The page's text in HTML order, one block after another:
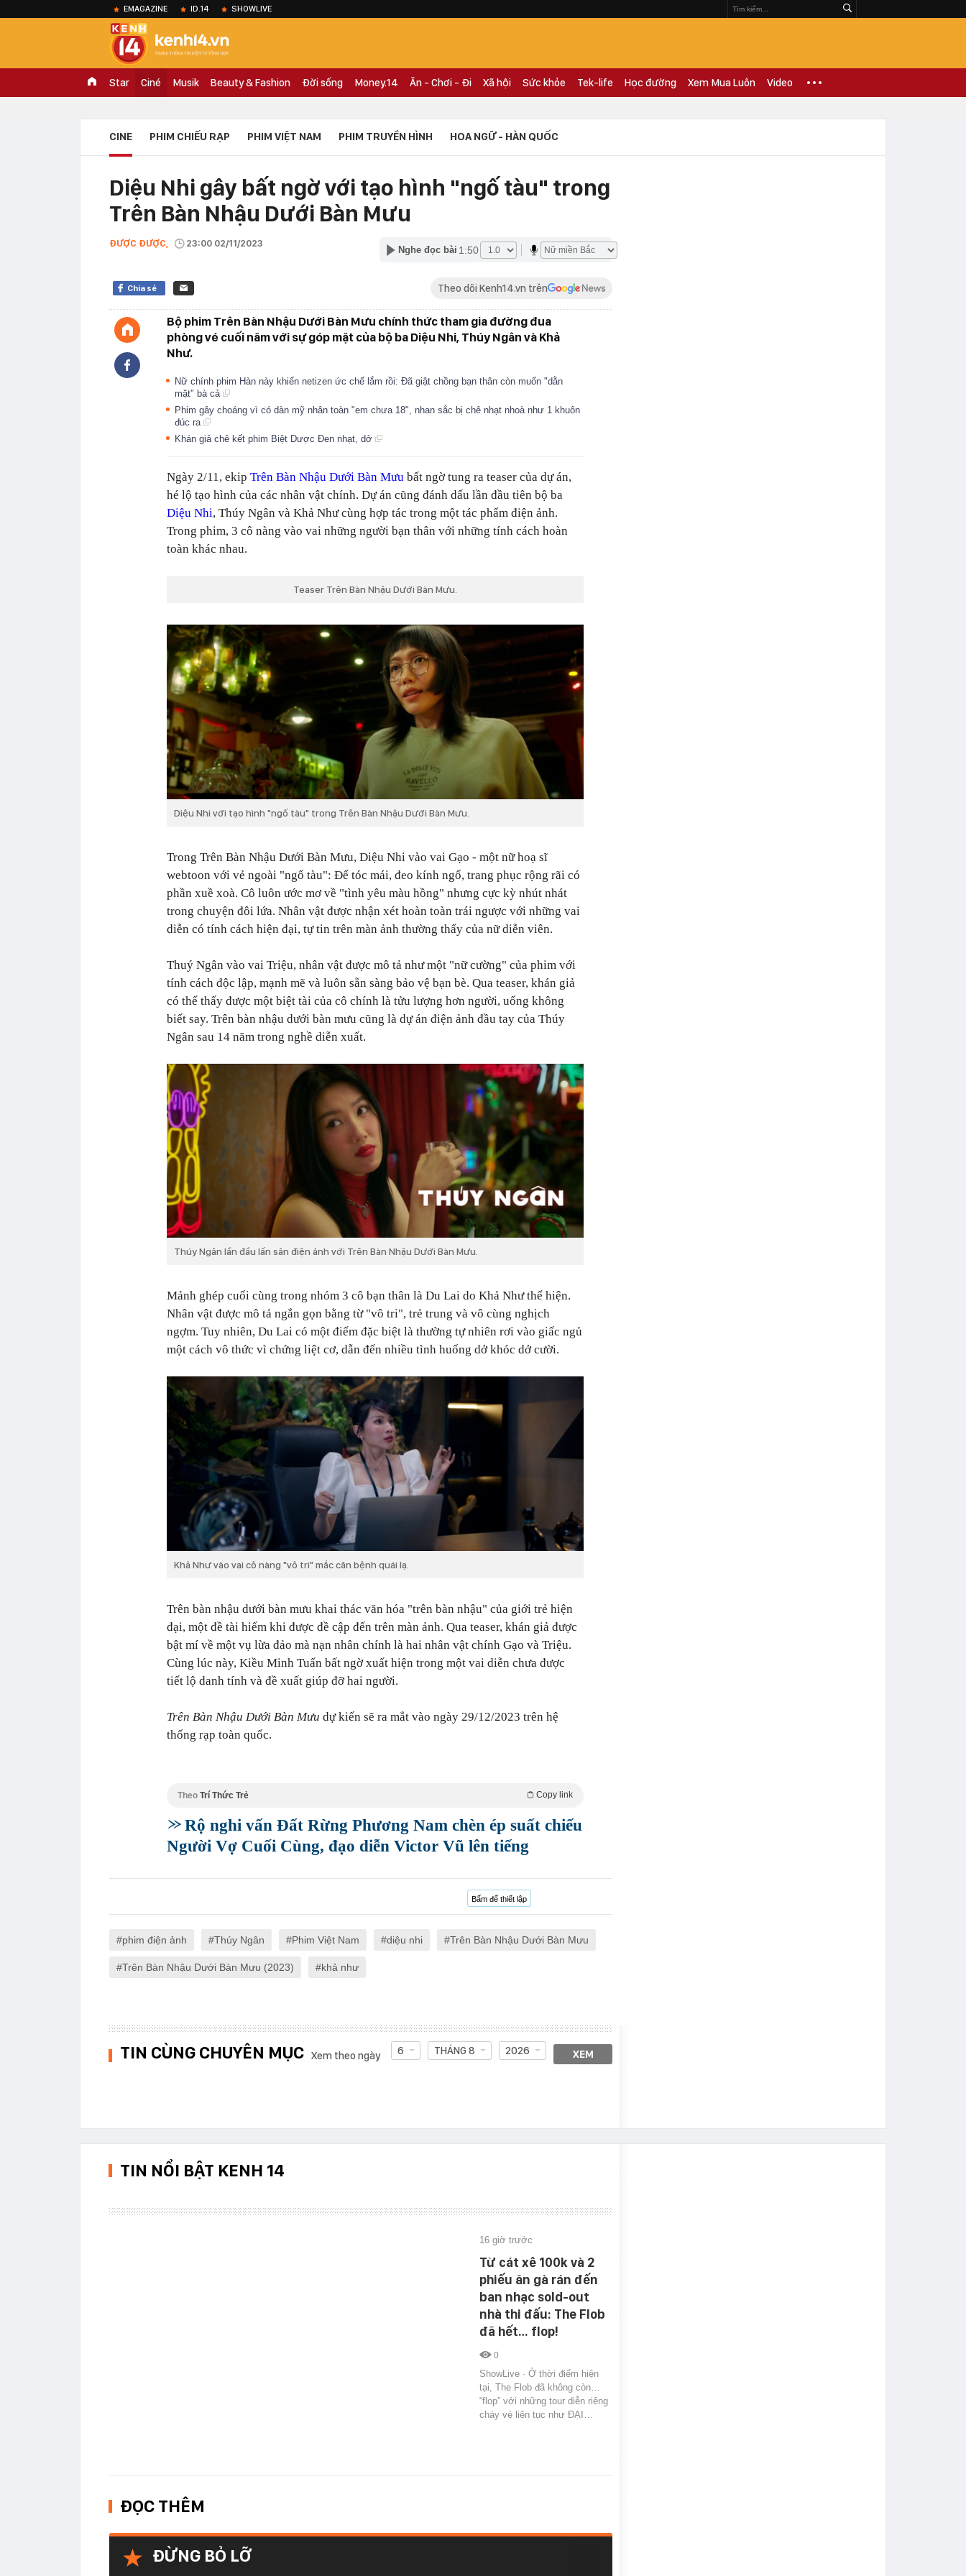
EMAGAZINE ID.14 SHOWLIVE
Star Ciné Musik Beauty & Fashion Đời sống Money.14 Ăn - Chơi - Đi Xã hội Sức khỏe Tek-life Học đường Xem Mua Luôn Video
CINE PHIM CHIẾU RẠP PHIM VIỆT NAM PHIM TRUYỀN HÌNH HOA NGỮ - HÀN QUỐC
Diệu Nhi gây bất ngờ với tạo hình "ngố tàu" trong
Trên Bàn Nhậu Dưới Bàn Mưu
ĐƯỢC ĐƯỢC, 23:00 02/11/2023
Nghe đọc bài 1:50
Chia sẻ Theo dõi Kenh14.vn trên
Bộ phim Trên Bàn Nhậu Dưới Bàn Mưu chính thức tham gia đường đua
phòng vé cuối năm với sự góp mặt của bộ ba Diệu Nhi, Thúy Ngân và Khả
Như.
Nữ chính phim Hàn này khiến netizen ức chế lắm rồi: Đã giật chồng bạn thân còn muốn "dằn
mặt" bà cả
Phim gây choáng vì có dàn mỹ nhân toàn "em chưa 18", nhan sắc bị chê nhạt nhoà như 1 khuôn
đúc ra
Khán giả chê kết phim Biệt Dược Đen nhạt, dở
Ngày 2/11, ekip Trên Bàn Nhậu Dưới Bàn Mưu bất ngờ tung ra teaser của dự án,
hé lộ tạo hình của các nhân vật chính. Dự án cũng đánh dấu lần đầu tiên bộ ba
Diệu Nhi, Thúy Ngân và Khả Như cùng hợp tác trong một tác phẩm điện ảnh.
Trong phim, 3 cô nàng vào vai những người bạn thân với những tính cách hoàn
toàn khác nhau.
Teaser Trên Bàn Nhậu Dưới Bàn Mưu.
Diệu Nhi với tạo hình "ngố tàu" trong Trên Bàn Nhậu Dưới Bàn Mưu.
Trong Trên Bàn Nhậu Dưới Bàn Mưu, Diệu Nhi vào vai Gạo - một nữ hoạ sĩ
webtoon với vẻ ngoài "ngố tàu": Để tóc mái, đeo kính ngố, trang phục rộng rãi có
phần xuề xoà. Cô luôn ước mơ về "tình yêu màu hồng" nhưng cực kỳ nhút nhát
trong chuyện đôi lứa. Nhân vật được nhận xét hoàn toàn trái ngược với những vai
diễn có tính cách hiện đại, tự tin trên màn ảnh thường thấy của nữ diễn viên.
Thuý Ngân vào vai Triệu, nhân vật được mô tả như một "nữ cường" của phim với
tính cách độc lập, mạnh mẽ và luôn sẵn sàng bảo vệ bạn bè. Qua teaser, khán giả
có thể thấy được một biệt tài của cô chính là tửu lượng hơn người, uống không
biết say. Trên bàn nhậu dưới bàn mưu cũng là dự án điện ảnh đầu tay của Thúy
Ngân sau 14 năm trong nghề diễn xuất.
Thúy Ngân lần đầu lấn sân điện ảnh với Trên Bàn Nhậu Dưới Bàn Mưu.
Mảnh ghép cuối cùng trong nhóm 3 cô bạn thân là Du Lai do Khả Như thể hiện.
Nhân vật được mô tả ngắn gọn bằng từ "vô tri", trẻ trung và vô cùng nghịch
ngợm. Tuy nhiên, Du Lai có một điểm đặc biệt là thường tự nhiên rơi vào giấc ngủ
một cách vô thức vì chứng liệt cơ, dẫn đến nhiều tình huống dở khóc dở cười.
Khả Như vào vai cô nàng "vô tri" mắc căn bệnh quái lạ.
Trên bàn nhậu dưới bàn mưu khai thác văn hóa "trên bàn nhậu" của giới trẻ hiện
đại, một đề tài hiếm khi được đề cập đến trên màn ảnh. Qua teaser, khán giả được
bật mí về một vụ lừa đảo mà nạn nhân chính là hai nhân vật chính Gạo và Triệu.
Cùng lúc này, Kiều Minh Tuấn bất ngờ xuất hiện trong một vai diễn chưa được
tiết lộ danh tính và đề xuất giúp đỡ hai người.
Trên Bàn Nhậu Dưới Bàn Mưu dự kiến sẽ ra mắt vào ngày 29/12/2023 trên hệ
thống rạp toàn quốc.
Theo Trí Thức Trẻ Copy link
Rộ nghi vấn Đất Rừng Phương Nam chèn ép suất chiếu
Người Vợ Cuối Cùng, đạo diễn Victor Vũ lên tiếng
Bấm để thiết lập
phim điện ảnh Thúy Ngân Phim Việt Nam diệu nhi Trên Bàn Nhậu Dưới Bàn Mưu
Trên Bàn Nhậu Dưới Bàn Mưu (2023) khả như
TIN CÙNG CHUYÊN MỤC Xem theo ngày 6 THÁNG 8 2026 XEM
TIN NỔI BẬT KENH 14
16 giờ trước
Từ cát xê 100k và 2
phiếu ăn gà rán đến
ban nhạc sold-out
nhà thi đấu: The Flob
đã hết… flop!
0
ShowLive · Ở thời điểm hiện
tại, The Flob đã không còn…
“flop” với những tour diễn riêng
cháy vé liên tục như ĐẠI…
ĐỌC THÊM
ĐỪNG BỎ LỠ